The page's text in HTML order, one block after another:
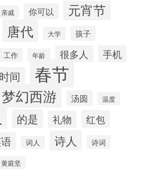
亲戚 你可以 元宵节
唐代 大学 孩子
工作 年龄 很多人 手机
时间 春节
梦幻西游 汤圆 温度
的是 礼物 红包
词人 诗人 诗词
黄庭坚